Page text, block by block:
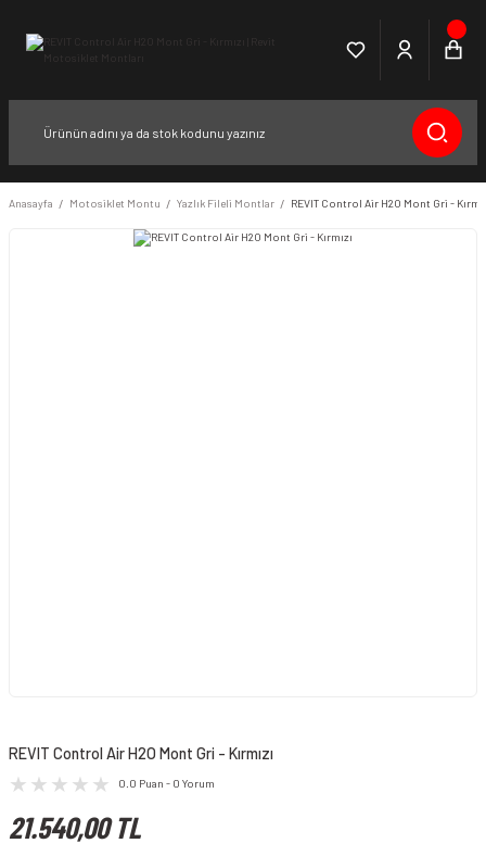
Anasayfa Motosiklet Montu Yazlık Fileli Montlar REVIT Control Air H2O Mont Gri -
REVIT Control Air H2O Mont Gri - Kırmızı
0.0 Puan - 0 Yorum
21.540,00 TL